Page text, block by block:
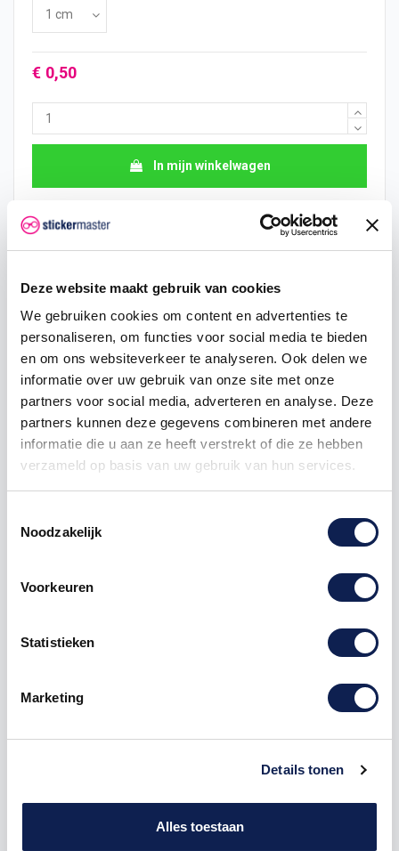
Deze website maakt gebruik van cookies
We gebruiken cookies om content en advertenties te
personaliseren, om functies voor social media te bieden
en om ons websiteverkeer te analyseren. Ook delen we
informatie over uw gebruik van onze site met onze
partners voor social media, adverteren en analyse. Deze
partners kunnen deze gegevens combineren met andere
informatie die u aan ze heeft verstrekt of die ze hebben
verzameld op basis van uw gebruik van hun services.
Noodzakelijk
Voorkeuren
Statistieken
Marketing
Details tonen
Alles toestaan
€ 0,50
In mijn winkelwagen
Hoeveelheid Je bespaart
25 € 0,43 € 1,88
50 € 0,40 € 5,00
vlagstickers provincie provinciesticker provincievlag
Gemeente vlaggensticker
geweest en waar je nog heen wilt met deze